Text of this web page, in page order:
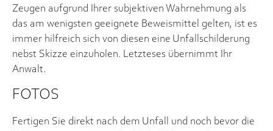
Zeugen aufgrund Ihrer subjektiven Wahrnehmung als
das am wenigsten geeignete Beweismittel gelten, ist es
immer hilfreich sich von diesen eine Unfallschilderung
nebst Skizze einzuholen. Letzteses übernimmt Ihr
Anwalt.
FOTOS
Fertigen Sie direkt nach dem Unfall und noch bevor die